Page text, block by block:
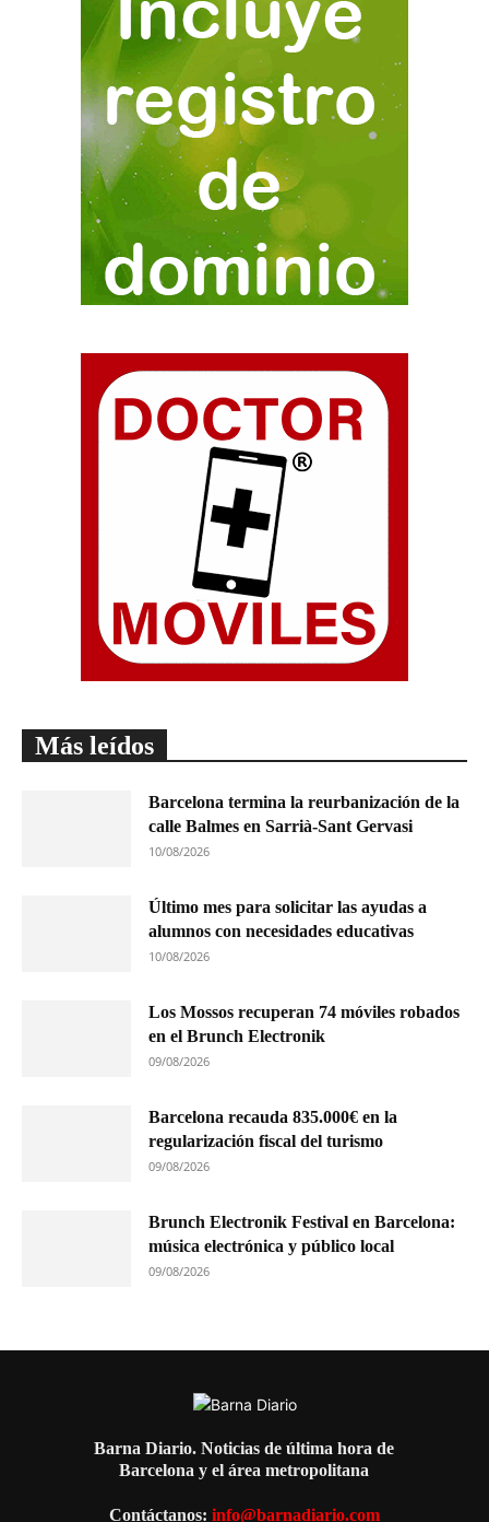
Más leídos
Barcelona termina la reurbanización de la
calle Balmes en Sarrià-Sant Gervasi
10/08/2026
Último mes para solicitar las ayudas a
alumnos con necesidades educativas
10/08/2026
Los Mossos recuperan 74 móviles robados
en el Brunch Electronik
09/08/2026
Barcelona recauda 835.000€ en la
regularización fiscal del turismo
09/08/2026
Brunch Electronik Festival en Barcelona:
música electrónica y público local
09/08/2026
Barna Diario. Noticias de última hora de
Barcelona y el área metropolitana
Contáctanos: info@barnadiario.com